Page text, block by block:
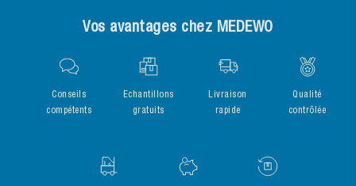
Vos avantages chez MEDEWO
Conseils
compétents
Echantillons
gratuits
Livraison
rapide
Qualité
contrôlée